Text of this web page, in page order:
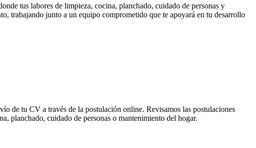
tus labores de limpieza, cocina, planchado, cuidado de personas y
trabajando junto a un equipo comprometido que te apoyará en tu desarrollo
de tu CV a través de la postulación online. Revisamos las postulaciones
planchado, cuidado de personas o mantenimiento del hogar.